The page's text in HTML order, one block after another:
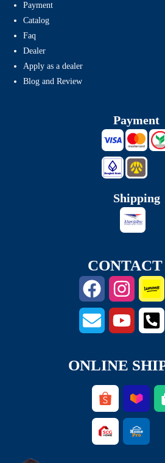
Payment
Catalog
Faq
Dealer
Apply as a dealer
Blog and Review
Payment
Shipping
CONTACT
ONLINE